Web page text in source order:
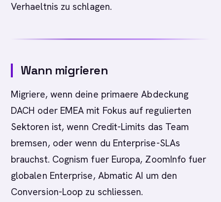
Verhaeltnis zu schlagen.
Wann migrieren
Migriere, wenn deine primaere Abdeckung
DACH oder EMEA mit Fokus auf regulierten
Sektoren ist, wenn Credit-Limits das Team
bremsen, oder wenn du Enterprise-SLAs
brauchst. Cognism fuer Europa, ZoomInfo fuer
globalen Enterprise, Abmatic AI um den
Conversion-Loop zu schliessen.